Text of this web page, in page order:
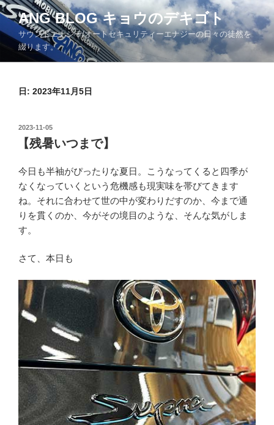
コ
ン
テ
ツ
ANG BLOG キョウのデキゴト
サウンドエナジー/オートセキュリティーエナジーの日々の徒然を
綴ります。
日: 2023年11月5日
投
稿
日:
2023-11-05
【残暑いつまで】
今日も半袖がぴったりな夏日。こうなってくると四季が
なくなっていくという危機感も現実味を帯びてきます
ね。それに合わせて世の中が変わりだすのか、今まで通
りを貫くのか、今がその境目のような、そんな気がしま
す。
さて、本日も